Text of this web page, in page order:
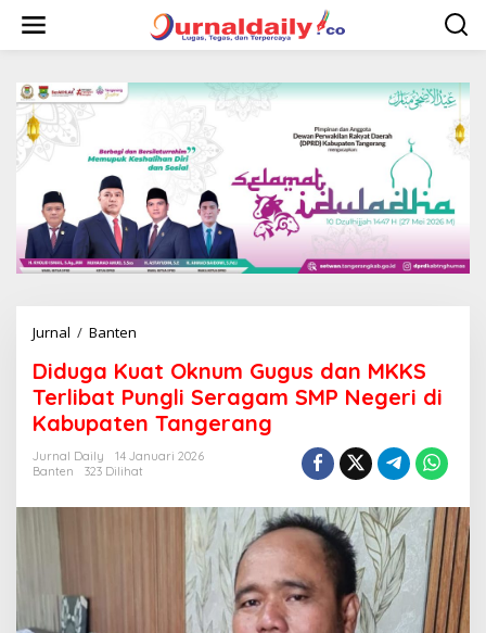
w
Jurnal / Banten
d
u
g
a
u
t
Diduga Kuat Oknum Gugus dan MKKS
Terlibat Pungli Seragam SMP Negeri di
Kabupaten Tangerang
Jurnal Daily
14 Januari 2026
Banten
323 Dilihat